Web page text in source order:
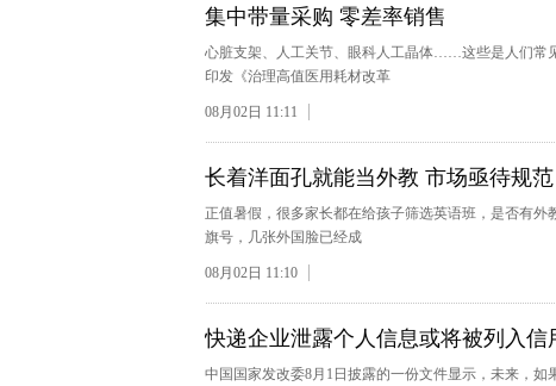
集中带量采购 零差率销售
心脏支架、人工关节、眼科人工晶体……这些是人们常
印发《治理高值医用耗材改革
08月02日 11:11
长着洋面孔就能当外教 市场亟待规范
正值暑假，很多家长都在给孩子筛选英语班，是否有
旗号，几张外国脸已经成
08月02日 11:10
快递企业泄露个人信息或将被列入信
中国国家发改委8月1日披露的一份文件显示，未来，